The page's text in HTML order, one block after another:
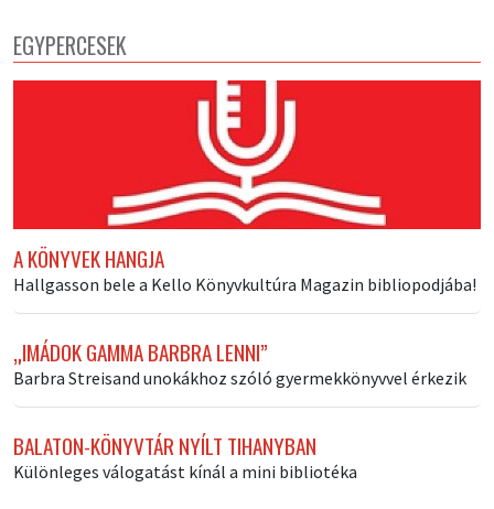
EGYPERCESEK
A KÖNYVEK HANGJA
Hallgasson bele a Kello Könyvkultúra Magazin bibliopodjába!
„IMÁDOK GAMMA BARBRA LENNI”
Barbra Streisand unokákhoz szóló gyermekkönyvvel érkezik
BALATON-KÖNYVTÁR NYÍLT TIHANYBAN
Különleges válogatást kínál a mini bibliotéka